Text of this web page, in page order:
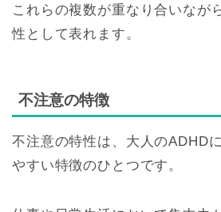
これらの複数が重なり合いなが
性として表れます。
不注意の特徴
不注意の特性は、大人のADHD
やすい特徴のひとつです。